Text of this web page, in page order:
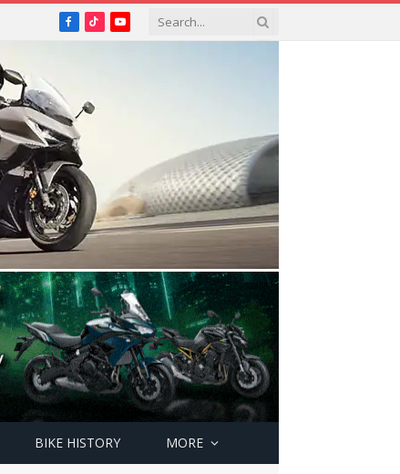
Facebook
TikTokYouTube
BIKE HISTORY MORE